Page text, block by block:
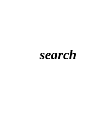
search